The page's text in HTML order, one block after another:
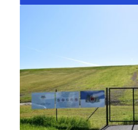
Foto: LETA